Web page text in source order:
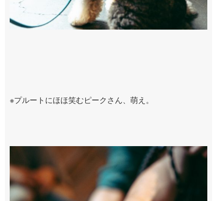
※プルートにほほ笑むピークさん、萌え。